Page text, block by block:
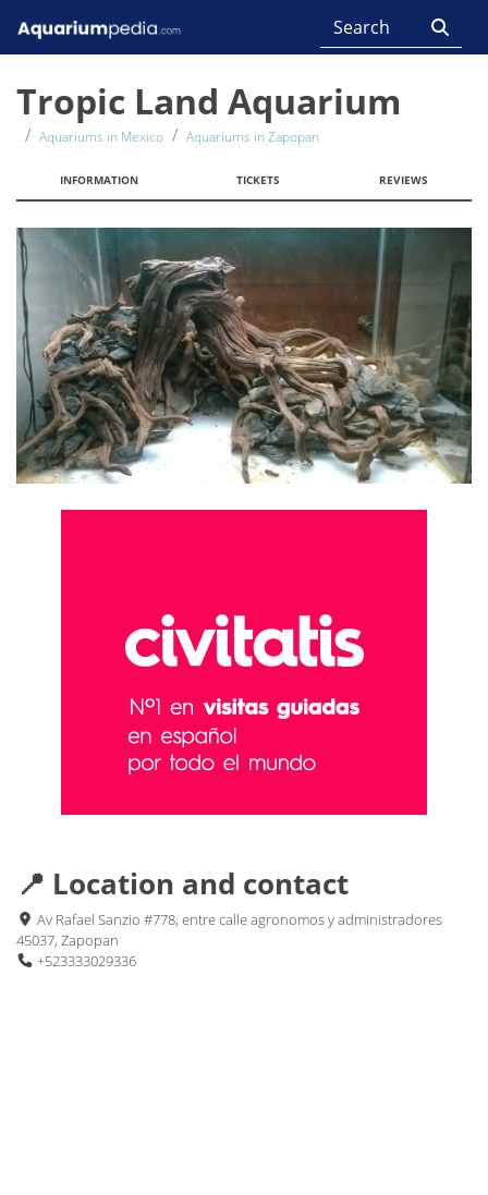
Tropic Land Aquarium
Aquariums in Mexico Aquariums in Zapopan
INFORMATION TICKETS REVIEWS
📍 Location and contact
Av Rafael Sanzio #778, entre calle agronomos y administradores
45037, Zapopan
+523333029336